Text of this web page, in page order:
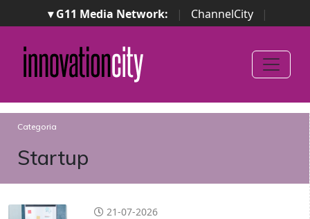
▾ G11 Media Network: | ChannelCity
|
ImpresaCity | SecurityOpenLab | Italian Channel
Awards
Italian Project Awards
Italian Security
Awards
Categoria
Startup
21-07-2026